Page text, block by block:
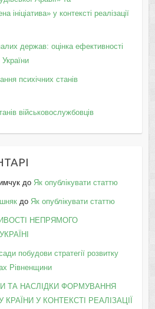
ініціатива» у контексті реалізації
держав: оцінка ефективності
України
психічних станів
військовослужбовців
до Як опублікувати статтю
до Як опублікувати статтю
НЕПРЯМОГО
побудови стратегії розвитку
Рівненщини
ТА НАСЛІДКИ ФОРМУВАННЯ
У КОНТЕКСТІ РЕАЛІЗАЦІЇ